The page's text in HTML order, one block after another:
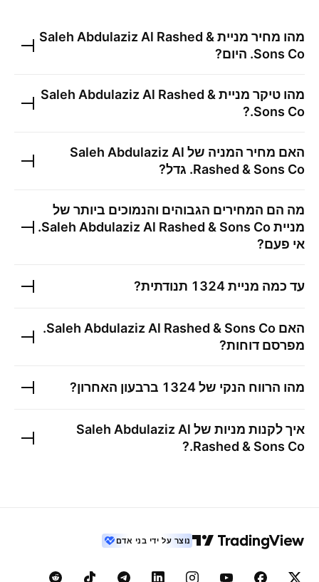
מהו מחיר מניית Saleh Abdulaziz Al Rashed &
Sons Co. היום?
מהו טיקר מניית Saleh Abdulaziz Al Rashed &
Sons Co.
?
האם מחיר המניה של Saleh Abdulaziz Al
Rashed & Sons Co. גדל?
מה הם המחירים הגבוהים והנמוכים ביותר של
מנייתSaleh Abdulaziz Al Rashed & Sons Co.
אי פעם?
עד כמה מניית1324 תנודתית?
האם Saleh Abdulaziz Al Rashed & Sons Co.
מפרסם דוחות?
מהו הרווח הנקי של1324 ברבעון האחרון?
איך לקנות מניות של Saleh Abdulaziz Al
Rashed & Sons Co.
?
נוצר על ידי בני אדם